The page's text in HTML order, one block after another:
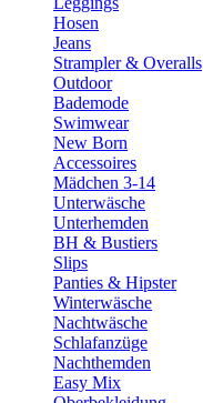
Hosen
Jeans
Strampler & Overalls
Outdoor
Bademode
Swimwear
New Born
Accessoires
Mädchen 3-14
Unterwäsche
Unterhemden
BH & Bustiers
Slips
Panties & Hipster
Winterwäsche
Nachtwäsche
Schlafanzüge
Nachthemden
Easy Mix